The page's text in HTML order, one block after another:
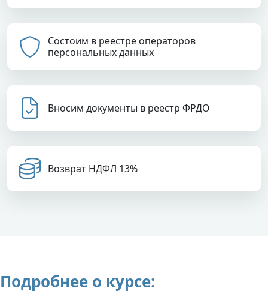
Состоим в реестре операторов
персональных данных
Вносим документы в реестр ФРДО
Возврат НДФЛ 13%
Подробнее о курсе: